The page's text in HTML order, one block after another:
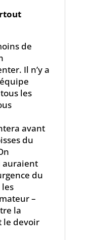
de
Il n’y a
les
avant
du
auraient
du
–
la
le devoir